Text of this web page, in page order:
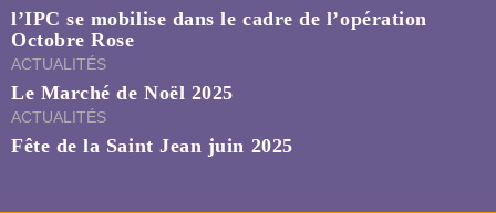
l’IPC se mobilise dans le cadre de l’opération
Octobre Rose
ACTUALITÉS
Le Marché de Noël 2025
ACTUALITÉS
Fête de la Saint Jean juin 2025